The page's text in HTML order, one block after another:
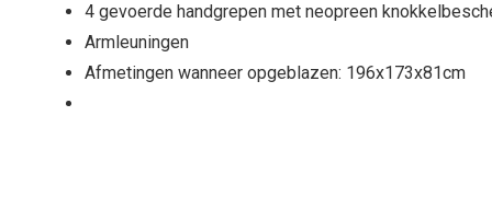
4 gevoerde handgrepen met neopreen
Armleuningen
Afmetingen wanneer opgeblazen: 196x173x81cm